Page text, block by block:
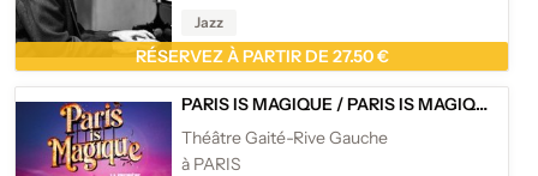
Jazz
RÉSERVEZ À PARTIR DE 27.50 €
PARIS IS MAGIQUE /PARIS IS MAGIQUE - THÉÂTRE GAITÉ-RIVE GAUCHE, PARIS
Théâtre Gaité-Rive Gauche
à PARIS